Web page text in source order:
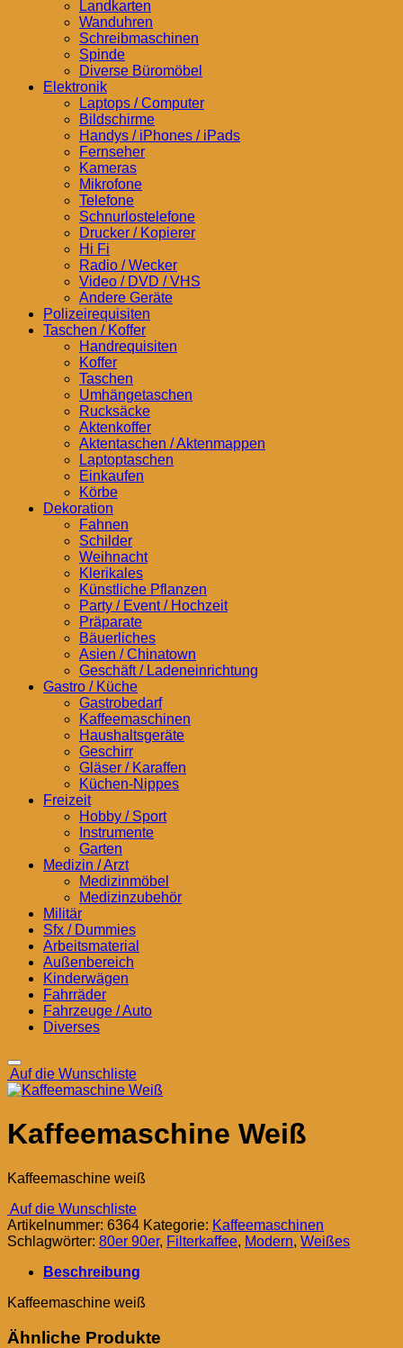
Landkarten
Wanduhren
Schreibmaschinen
Spinde
Diverse Büromöbel
Elektronik
Laptops / Computer
Bildschirme
Handys / iPhones / iPads
Fernseher
Kameras
Mikrofone
Telefone
Schnurlostelefone
Drucker / Kopierer
Hi Fi
Radio / Wecker
Video / DVD / VHS
Andere Geräte
Polizeirequisiten
Taschen / Koffer
Handrequisiten
Koffer
Taschen
Umhängetaschen
Rucksäcke
Aktenkoffer
Aktentaschen / Aktenmappen
Laptoptaschen
Einkaufen
Körbe
Dekoration
Fahnen
Schilder
Weihnacht
Klerikales
Künstliche Pflanzen
Party / Event / Hochzeit
Präparate
Bäuerliches
Asien / Chinatown
Geschäft / Ladeneinrichtung
Gastro / Küche
Gastrobedarf
Kaffeemaschinen
Haushaltsgeräte
Geschirr
Gläser / Karaffen
Küchen-Nippes
Freizeit
Hobby / Sport
Instrumente
Garten
Medizin / Arzt
Medizinmöbel
Medizinzubehör
Militär
Sfx / Dummies
Arbeitsmaterial
Außenbereich
Kinderwägen
Fahrräder
Fahrzeuge / Auto
Diverses
Auf die Wunschliste
Kaffeemaschine Weiß
Kaffeemaschine weiß
Auf die Wunschliste
Artikelnummer: 6364 Kategorie: Kaffeemaschinen
Schlagwörter: 80er 90er, Filterkaffee, Modern, Weißes
Beschreibung
Kaffeemaschine weiß
Ähnliche Produkte